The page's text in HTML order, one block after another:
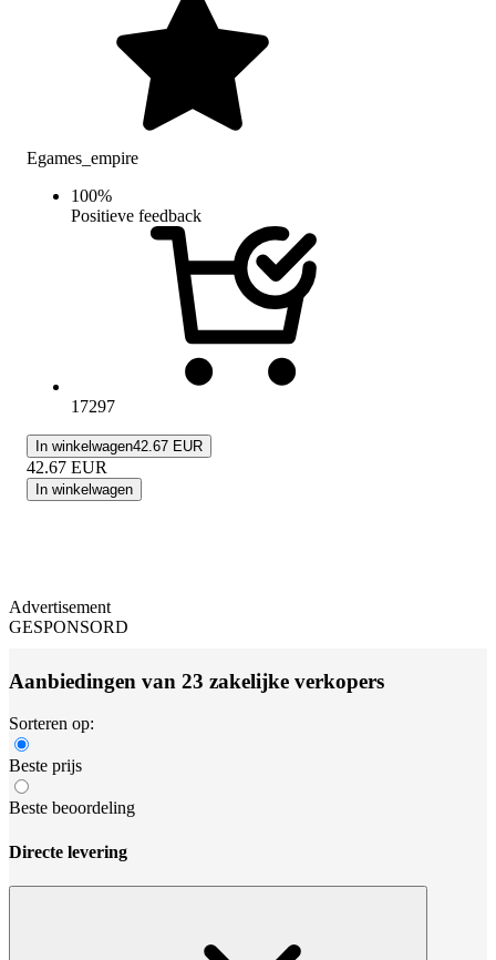
Egames_empire
100%
Positieve feedback
17297
In winkelwagen42.67 EUR
42.67 EUR
In winkelwagen
Advertisement
GESPONSORD
Aanbiedingen van 23 zakelijke verkopers
Sorteren op:
Beste prijs
Beste beoordeling
Directe levering